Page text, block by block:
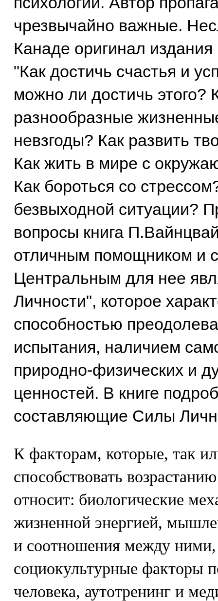
чрезвычайно важные.
Канаде оригинал издания
"Как достичь счастья и
можно ли достичь этого?
разнообразные
невзгоды? Как развить
Как жить в мире с
Как бороться со
безвыходной ситуации?
вопросы книга
отличным помощником и
Центральным для нее
Личности", которое
способностью
испытания, наличием
природно-физических и
ценностей. В книге
составляющие Силы
К факторам, которые, так
способствовать
относит: биологические
жизненной энергией,
и соотношения между ними,
социокультурные факторы
человека, аутотренинг и